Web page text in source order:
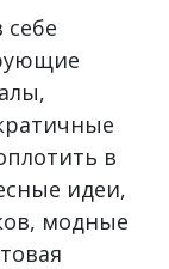
в
идеи,
модные